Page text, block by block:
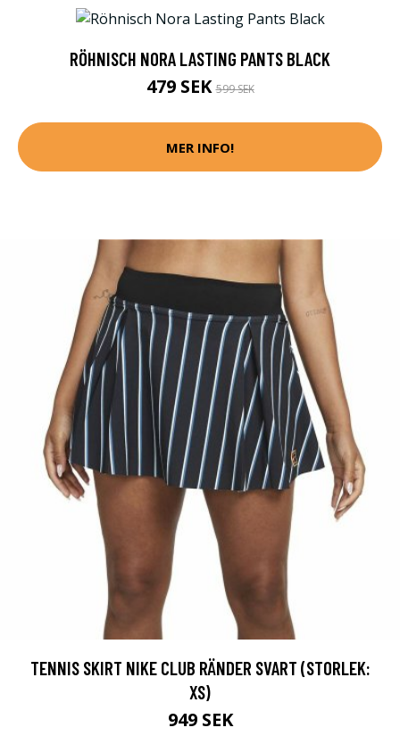
RÖHNISCH NORA LASTING PANTS BLACK
479 SEK599 SEK
MER INFO!
TENNIS SKIRT NIKE CLUB RÄNDER SVART (STORLEK:
XS)
949 SEK